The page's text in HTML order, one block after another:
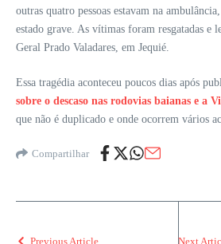
outras quatro pessoas estavam na
estado grave. As vítimas foram resgatadas e
Geral Prado Valadares, em Jequié.
Essa tragédia aconteceu poucos dias após
sobre o descaso nas rodovias baianas e a
que não é duplicado e onde ocorrem vários
Compartilhar
Previous Article Next